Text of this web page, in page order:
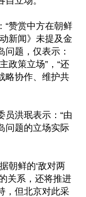
“赞赏中方在朝鲜
新闻》未提及金
题，仅表示：
政策立场”，“还
略协作、维护共
员洪珉表示：“由
问题的立场实际
朝鲜的‘敌对两
关系，还将推进
，但北京对此采